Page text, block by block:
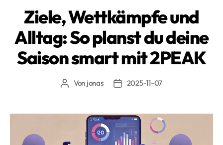
deinen
Fortschritt
formt»
Ziele, Wettkämpfe und
Alltag: So planst du deine
Saison smart mit 2PEAK
Beitragsautor
Von jonas Beitragsdatum
2025-11-07